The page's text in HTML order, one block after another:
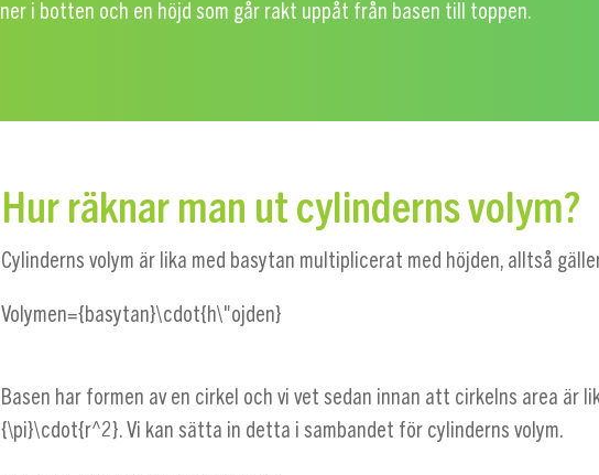
ner i botten och en höjd som går rakt uppåt från basen till toppen.
Hur räknar man ut cylinderns volym?
Cylinderns volym är lika med basytan multiplicerat med höjden, alltså
Volymen={basytan}\cdot{h\"ojden}
Basen har formen av en cirkel och vi vet sedan innan att cirkelns area är
{\pi}\cdot{r^2}. Vi kan sätta in detta i sambandet för cylinderns volym.